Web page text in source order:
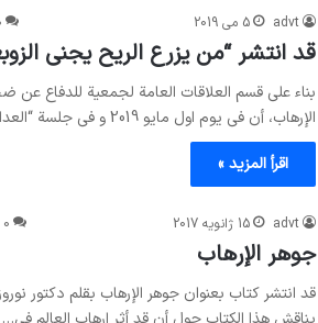
advt 5 می 2019
قد انتشر “من يزرع الريح يجني
بناء علي قسم العلاقات العامة لجمعية للدفاع عن
الإرهاب، أن في يوم اول مايو 2019 و في جلسة “العدالة…
اقرأ المزيد »
advt 15 ژانویه 2017 0
جوهر الإرهاب
قد انتشر كتاب بعنوان جوهر الإرهاب بقلم دكتور